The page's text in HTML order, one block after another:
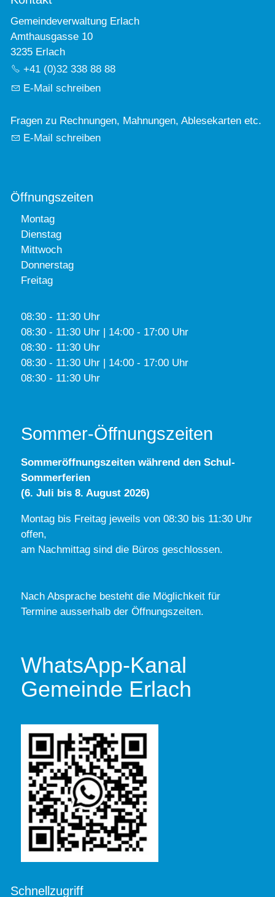
Gemeindeverwaltung Erlach
Amthausgasse 10
3235 Erlach
+41 (0)32 338 88 88
E-Mail schreiben
Fragen zu Rechnungen, Mahnungen, Ablesekarten etc.
E-Mail schreiben
Öffnungszeiten
Montag
Dienstag
Mittwoch
Donnerstag
Freitag
08:30 - 11:30 Uhr
08:30 - 11:30 Uhr | 14:00 - 17:00 Uhr
08:30 - 11:30 Uhr
08:30 - 11:30 Uhr | 14:00 - 17:00 Uhr
08:30 - 11:30 Uhr
Sommer-Öffnungszeiten
Sommeröffnungszeiten während den Schul-
Sommerferien
(6. Juli bis 8. August 2026)
Montag bis Freitag jeweils von 08:30 bis 11:30 Uhr
offen,
am Nachmittag sind die Büros geschlossen.
Nach Absprache besteht die Möglichkeit für
Termine ausserhalb der Öffnungszeiten.
WhatsApp-Kanal
Gemeinde Erlach
Schnellzugriff